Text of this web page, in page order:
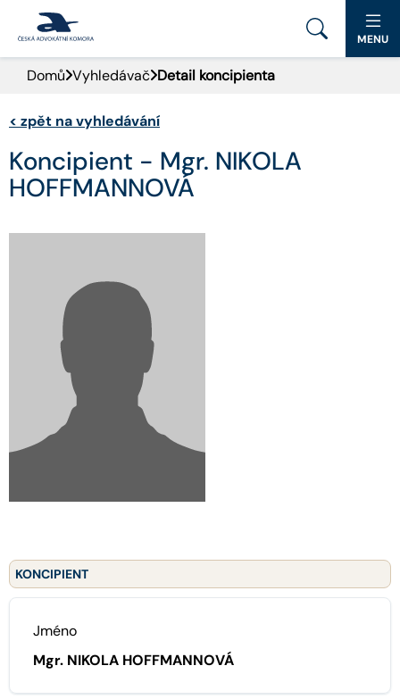
PORTÁL ČAK
DOMŮ
AKTUALITY
ADVOKÁTNÍ DENÍK
KONTAKT
MENU
Domů Vyhledávač Detail koncipienta
< zpět na vyhledávání
Koncipient - Mgr. NIKOLA
HOFFMANNOVÁ
KONCIPIENT
Jméno
Mgr. NIKOLA HOFFMANNOVÁ